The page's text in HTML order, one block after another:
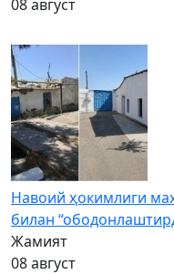
08 август
Навоий ҳокимлиги
билан
Жамият
08 август